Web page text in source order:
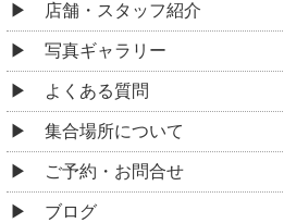
店舗・スタッフ紹介
写真ギャラリー
よくある質問
集合場所について
ご予約・お問合せ
ブログ